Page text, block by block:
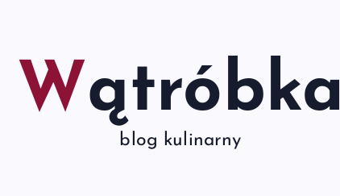
Wątróbka
blog kulinarny